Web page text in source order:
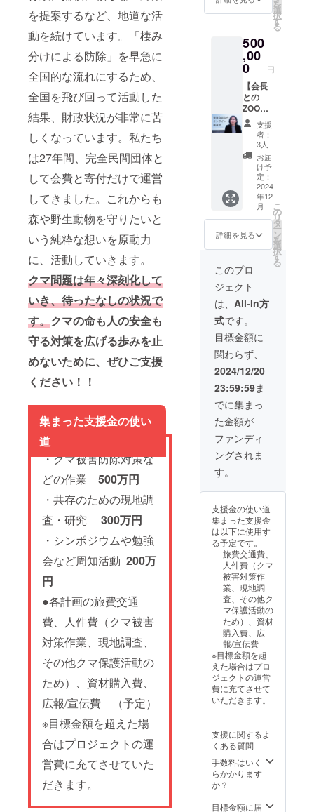
を提案するなど、地道な活
動を続けています。「棲み
分けによる防除」を早急に
全国的な流れにするため、
全国を飛び回って活動した
結果、財政状況が非常に苦
しくなっています。私たち
は27年間、完全民間団体と
して会費と寄付だけで運営
してきました。これからも
森や野生動物を守りたいと
いう純粋な想いを原動力
に、活動していきます。
クマ問題は年々深刻化して
いき、待ったなしの状況で
す。クマの命も人の安全も
守る対策を広げる歩みを止
めないために、ぜひご支援
ください！！
集まった支援金の使い
道
・クマ被害防除対策な
どの作業 500万円
・共存のための現地調
査・研究 300万円
・シンポジウムや勉強
会など周知活動 200万
円
●各計画の旅費交通
費、人件費（クマ被害
対策作業、現地調査、
その他クマ保護活動の
ため）、資材購入費、
広報/宣伝費 （予定）
※目標金額を超えた場
合はプロジェクトの運
営費に充てさせていた
だきます。
と日本
熊森協
秘話が
書かれ
た小冊
子、保
護飼育
してい
るクマ
の等身
大タオ
を
選
択
す
る
500
,00
0 円
【会長
との
ZOOM
座談会
参加権
＆お礼
のメッ
セージ&
小冊子&
クマの
等身大
タオ
ル】 感
謝の気
持ちを
込め
て、お
礼の
メッ
セージ
と日本
熊森協
会誕生
秘話が
書かれ
た小冊
子、保
護飼育
してい
るクマ
の等身
大タオ
ル、そ
れと室
お話で
ZOOM
座談会
参加権
（2025
年１月
11日
（土）
13:30～
15:30）
支援
者：
3人
お届
け予
定：
2024
年12
月
詳細を見る
こ
の
リ
タ
ー
ン
を
選
択
す
る
このプロ
ジェクト
は、 All-In方
式です。
目標金額に
関わらず、
2024/12/20
23:59:59ま
でに集まっ
た金額が
ファンディ
ングされま
す。
支援金の使い道
集まった支援金
は以下に使用す
る予定です。
旅費交通費、
人件費（クマ
被害対策作
業、現地調
査、その他ク
マ保護活動の
ため）、資材
購入費、広
報/宣伝費
※目標金額を超
えた場合はプロ
ジェクトの運営
費に充てさせて
いただきます。
支援に関するよ
くある質問
手数料はいく
らかかります
か？
目標金額に届